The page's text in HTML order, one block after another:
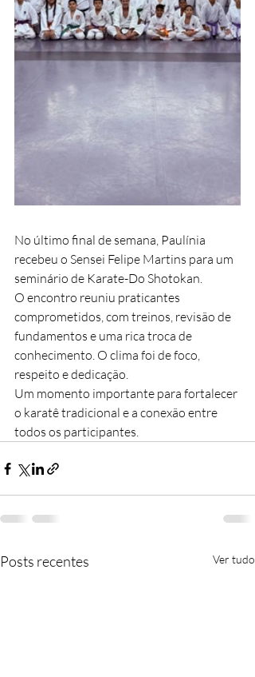
No último final de semana, Paulínia
recebeu o Sensei Felipe Martins para um
seminário de Karate-Do Shotokan.
O encontro reuniu praticantes
comprometidos, com treinos, revisão de
fundamentos e uma rica troca de
conhecimento. O clima foi de foco,
respeito e dedicação.
Um momento importante para fortalecer
o karatê tradicional e a conexão entre
todos os participantes.
Posts recentes Ver tudo